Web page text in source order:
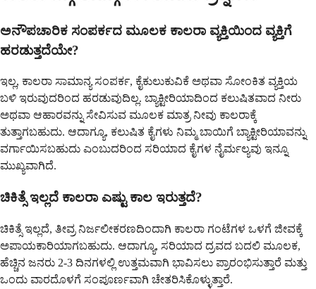
ಅನೌಪಚಾರಿಕ ಸಂಪರ್ಕದ ಮೂಲಕ ಕಾಲರಾ ವ್ಯಕ್ತಿಯಿಂದ ವ್ಯಕ್ತಿಗೆ
ಹರಡುತ್ತದೆಯೇ?
ಇಲ್ಲ, ಕಾಲರಾ ಸಾಮಾನ್ಯ ಸಂಪರ್ಕ, ಕೈಕುಲುಕುವಿಕೆ ಅಥವಾ ಸೋಂಕಿತ ವ್ಯಕ್ತಿಯ
ಬಳಿ ಇರುವುದರಿಂದ ಹರಡುವುದಿಲ್ಲ. ಬ್ಯಾಕ್ಟೀರಿಯಾದಿಂದ ಕಲುಷಿತವಾದ ನೀರು
ಅಥವಾ ಆಹಾರವನ್ನು ಸೇವಿಸುವ ಮೂಲಕ ಮಾತ್ರ ನೀವು ಕಾಲರಾಕ್ಕೆ
ತುತ್ತಾಗಬಹುದು. ಆದಾಗ್ಯೂ, ಕಲುಷಿತ ಕೈಗಳು ನಿಮ್ಮ ಬಾಯಿಗೆ ಬ್ಯಾಕ್ಟೀರಿಯಾವನ್ನು
ವರ್ಗಾಯಿಸಬಹುದು ಎಂಬುದರಿಂದ ಸರಿಯಾದ ಕೈಗಳ ನೈರ್ಮಲ್ಯವು ಇನ್ನೂ
ಮುಖ್ಯವಾಗಿದೆ.
ಚಿಕಿತ್ಸೆ ಇಲ್ಲದೆ ಕಾಲರಾ ಎಷ್ಟು ಕಾಲ ಇರುತ್ತದೆ?
ಚಿಕಿತ್ಸೆ ಇಲ್ಲದೆ, ತೀವ್ರ ನಿರ್ಜಲೀಕರಣದಿಂದಾಗಿ ಕಾಲರಾ ಗಂಟೆಗಳ ಒಳಗೆ ಜೀವಕ್ಕೆ
ಅಪಾಯಕಾರಿಯಾಗಬಹುದು. ಆದಾಗ್ಯೂ, ಸರಿಯಾದ ದ್ರವದ ಬದಲಿ ಮೂಲಕ,
ಹೆಚ್ಚಿನ ಜನರು 2-3 ದಿನಗಳಲ್ಲಿ ಉತ್ತಮವಾಗಿ ಭಾವಿಸಲು ಪ್ರಾರಂಭಿಸುತ್ತಾರೆ ಮತ್ತು
ಒಂದು ವಾರದೊಳಗೆ ಸಂಪೂರ್ಣವಾಗಿ ಚೇತರಿಸಿಕೊಳ್ಳುತ್ತಾರೆ.